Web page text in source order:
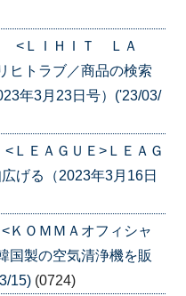
<ＬＩＨＩＴ ＬＡ
ヒトラブ／商品の検索
年3月23日号）('23/03/
ＬＥＡＧＵＥ>ＬＥＡＧ
げる（2023年3月16日
ＫＯＭＭＡオフィシャ
国製の空気清浄機を販
15) (0724)